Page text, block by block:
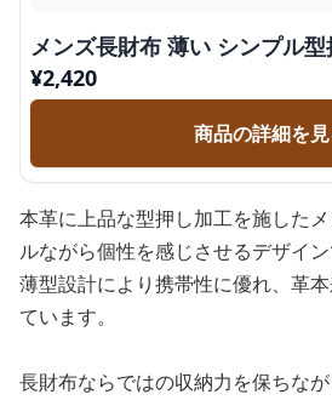
メンズ長財布 薄い シンプル
¥2,420
商品の詳細を
本革に上品な型押し加工を施した
ルながら個性を感じさせるデザイン
薄型設計により携帯性に優れ、革
ています。
長財布ならではの収納力を保ちな